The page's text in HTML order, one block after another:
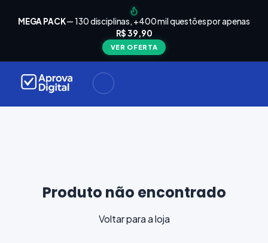
MEGA PACK— 130 disciplinas, +400 mil questões por apenas
R$ 39,90
VER OFERTA
Produto não encontrado
Voltar para a loja
Seu
loja e